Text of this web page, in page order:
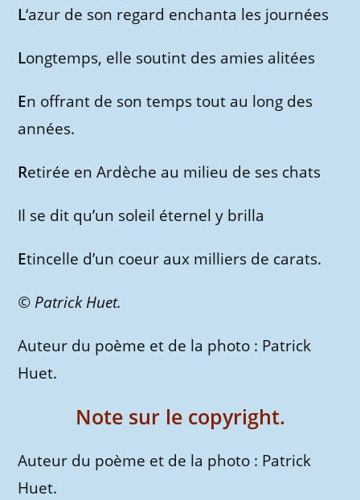
L‘azur de son regard enchanta les journées
Longtemps, elle soutint des amies alitées
En offrant de son temps tout au long des
années.
Retirée en Ardèche au milieu de ses chats
Il se dit qu’un soleil éternel y brilla
Etincelle d’un coeur aux milliers de carats.
© Patrick Huet.
Auteur du poème et de la photo : Patrick
Huet.
Note sur le copyright.
Auteur du poème et de la photo : Patrick
Huet.